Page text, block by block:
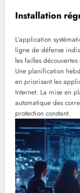
Installation
L’application
ligne de défense
les failles
Une planification
en priorisant les
Internet. La mise en
automatique des
protection constant.